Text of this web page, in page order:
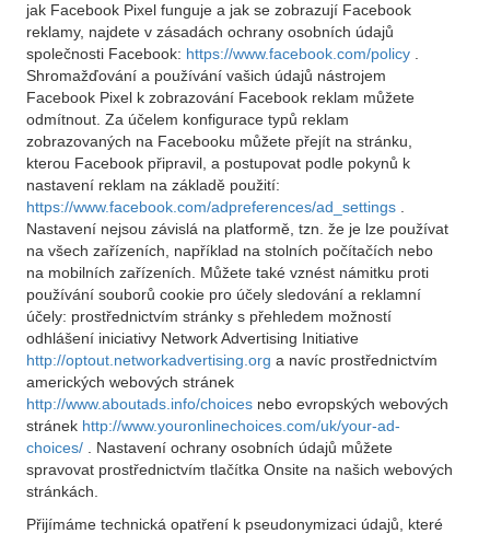
jak Facebook Pixel funguje a jak se zobrazují Facebook
reklamy, najdete v zásadách ochrany osobních údajů
společnosti Facebook: https://www.facebook.com/policy
Shromažďování a používání vašich údajů nástrojem
Facebook Pixel k zobrazování Facebook reklam můžete
odmítnout. Za účelem konfigurace typů reklam
zobrazovaných na Facebooku můžete přejít na stránku,
kterou Facebook připravil, a postupovat podle pokynů k
nastavení reklam na základě použití:
https://www.facebook.com/adpreferences/ad_settings
Nastavení nejsou závislá na platformě, tzn. že je lze používat
na všech zařízeních, například na stolních počítačích nebo
na mobilních zařízeních. Můžete také vznést námitku proti
používání souborů cookie pro účely sledování a reklamní
účely: prostřednictvím stránky s přehledem možností
odhlášení iniciativy Network Advertising Initiative
http://optout.networkadvertising.org a navíc prostřednictvím
amerických webových stránek
http://www.aboutads.info/choices nebo evropských webových
stránek http://www.youronlinechoices.com/uk/your-ad-
choices/
. Nastavení ochrany osobních údajů můžete
spravovat prostřednictvím tlačítka Onsite na našich webových
stránkách.
Přijímáme technická opatření k pseudonymizaci údajů, které